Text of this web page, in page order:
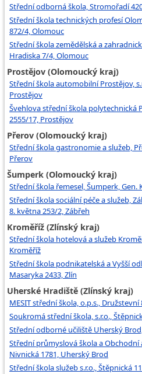
Střední odborná škola, Stromořadí
Střední škola technických profesí
872/4, Olomouc
Střední škola zemědělská a
Hradiska 7/4, Olomouc
Prostějov (Olomoucký kraj)
Střední škola automobilní Prostějov,
Prostějov
Švehlova střední škola polytechnická
2555/17, Prostějov
Přerov (Olomoucký kraj)
Střední škola gastronomie a služeb,
Přerov
Šumperk (Olomoucký kraj)
Střední škola řemesel, Šumperk,
Střední škola sociální péče a služeb,
8. května 253/2, Zábřeh
Kroměříž (Zlínský kraj)
Střední škola hotelová a služeb
Kroměříž
Střední škola podnikatelská a Vyšší
Masaryka 2433, Zlín
Uherské Hradiště (Zlínský kraj)
MESIT střední škola, o.p.s.,
Soukromá střední škola, s.r.o.,
Střední odborné učiliště Uherský
Střední průmyslová škola a
Nivnická 1781, Uherský Brod
Střední škola služeb s.r.o., Štěpnická